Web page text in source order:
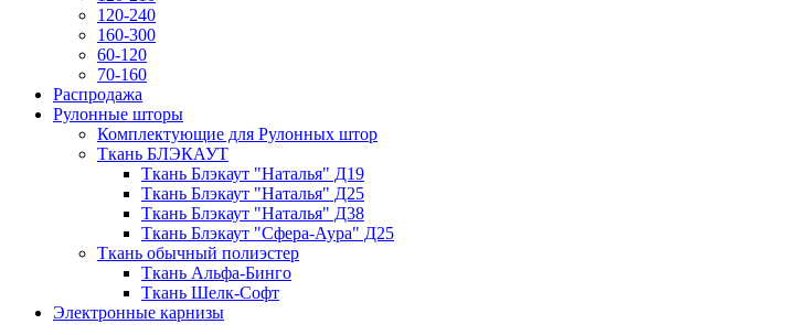
120-240
160-300
60-120
70-160
Распродажа
Рулонные шторы
Комплектующие для Рулонных штор
Ткань БЛЭКАУТ
Ткань Блэкаут "Наталья" Д19
Ткань Блэкаут "Наталья" Д25
Ткань Блэкаут "Наталья" Д38
Ткань Блэкаут "Сфера-Аура" Д25
Ткань обычный полиэстер
Ткань Альфа-Бинго
Ткань Шелк-Софт
Электронные карнизы